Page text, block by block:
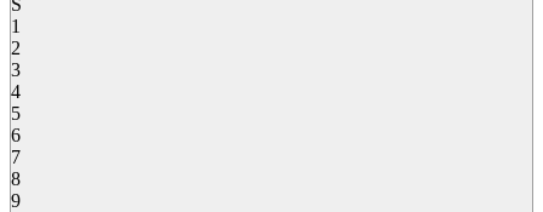
S
1
2
3
4
5
6
7
8
9